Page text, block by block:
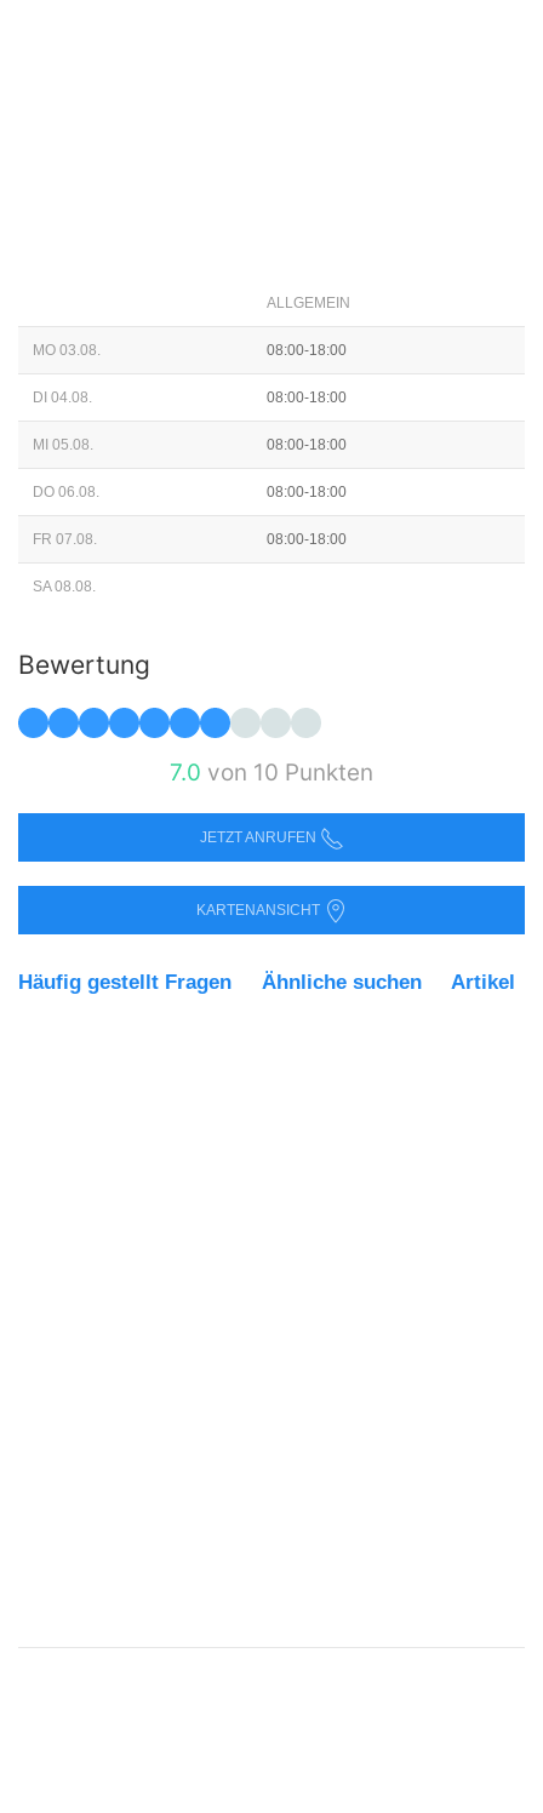
ALLGEMEIN
MO 03.08. 08:00-18:00
DI 04.08. 08:00-18:00
MI 05.08. 08:00-18:00
DO 06.08. 08:00-18:00
FR 07.08. 08:00-18:00
SA 08.08.
Bewertung
7.0 von 10 Punkten
JETZT ANRUFEN
KARTENANSICHT
Häufig gestellt Fragen Ähnliche suchen Artikel